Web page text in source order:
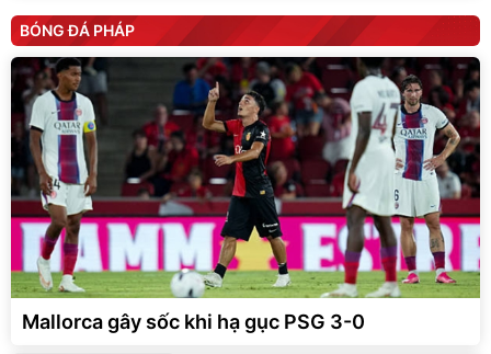
BÓNG ĐÁ PHÁP
Mallorca gây sốc khi hạ gục PSG 3-0